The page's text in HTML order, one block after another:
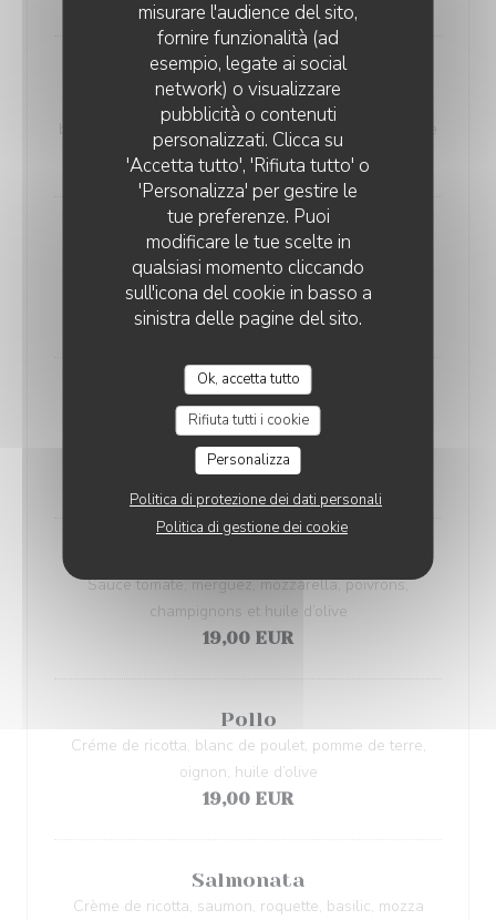
misurare l'audience del sito,
fornire funzionalità (ad
esempio, legate ai social
network) o visualizzare
pubblicità o contenuti
personalizzati. Clicca su
'Accetta tutto', 'Rifiuta tutto' o
'Personalizza' per gestire le
tue preferenze. Puoi
modificare le tue scelte in
qualsiasi momento cliccando
sull'icona del cookie in basso a
sinistra delle pagine del sito.
Ok, accetta tutto
Rifiuta tutti i cookie
Personalizza
Politica di protezione dei dati personali
Politica di gestione dei cookie
Marlotti
Crème de ricotta, crème de truffe, champignons,
burrata ultra crémeuse, truffe noir, basilic, huile d’olive
20,00 EUR
Tartufata
Crème de truffe, artichauts, stracciatela crémeuse,
truffe noir, basilic, huile d’olive
20,00 EUR
Pizza Burattazza
Sauce tomate, tomates cerises, mozza, burrata ultra
crémeuse, basilic, roquette, huile d’olive
19,00 EUR
Sauce tomate, merguez, mozzarella, poivrons,
champignons et huile d’olive
19,00 EUR
Pollo
Créme de ricotta, blanc de poulet, pomme de terre,
oignon, huile d’olive
19,00 EUR
Salmonata
Crème de ricotta, saumon, roquette, basilic, mozza